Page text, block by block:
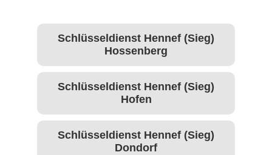
Schlüsseldienst Hennef (Sieg)
Hossenberg
Schlüsseldienst Hennef (Sieg)
Hofen
Schlüsseldienst Hennef (Sieg)
Dondorf